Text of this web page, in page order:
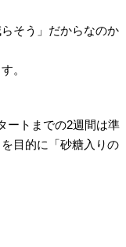
そう」だからなのか
。
ートまでの2週間は準
目的に「砂糖入りの